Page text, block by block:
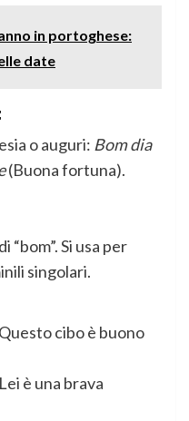
in portoghese:
date
o auguri: Bom dia
(Buona fortuna).
“bom”. Si usa per
singolari.
cibo è buono
è una brava